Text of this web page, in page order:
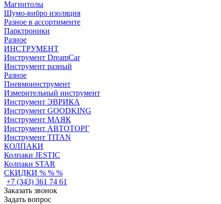
Магнитолы
Шумо-вибро изоляция
Разное в ассортименте
Парктроники
Разное
ИНСТРУМЕНТ
Инструмент DreamCar
Инструмент разный
Разное
Пневмоинструмент
Измерительный инструмент
Инструмент ЭВРИКА
Инструмент GOODKING
Инструмент МАЯК
Инструмент АВТОТОРГ
Инструмент TITAN
КОЛПАКИ
Колпаки JESTIC
Колпаки STAR
СКИДКИ % % %
+7 (343) 361 74 61
Заказать звонок
Задать вопрос